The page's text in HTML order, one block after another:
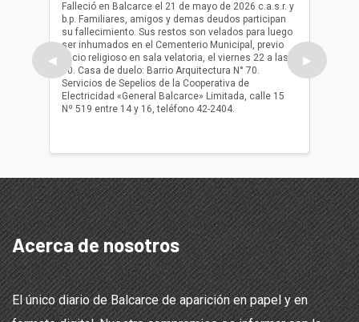
◀
Falleció en Balcarce el 21 de mayo de 2026 c.a.s.r. y
b.p. Familiares, amigos y demas deudos participan
su fallecimiento. Sus restos son velados para luego
ser inhumados en el Cementerio Municipal, previo
oficio religioso en sala velatoria, el viernes 22 a las
10. Casa de duelo: Barrio Arquitectura N° 70.
Servicios de Sepelios de la Cooperativa de
Electricidad «General Balcarce» Limitada, calle 15
Nº 519 entre 14 y 16, teléfono 42-2404.
ser
oficio
▶
Acerca de nosotros
El único diario de Balcarce de aparición en papel y en